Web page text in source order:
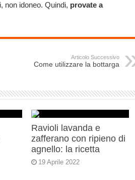
non idoneo. Quindi, provate a
Articolo Successivo
Come utilizzare la bottarga
Ravioli lavanda e
zafferano con ripieno di
agnello: la ricetta
19 Aprile 2022